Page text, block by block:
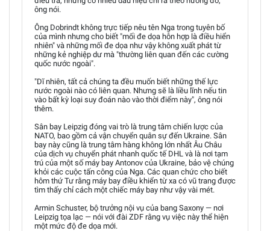
ông nói.
Ông Dobrindt không trực tiếp nêu tên Nga trong tuyên bố
của mình nhưng cho biết "mối đe dọa hỗn hợp là điều hiển
nhiên" và những mối đe dọa như vậy không xuất phát từ
những kẻ nghiệp dư mà "thường liên quan đến các cường
quốc nước ngoài".
"Dĩ nhiên, tất cả chúng ta đều muốn biết những thế lực
nước ngoài nào có liên quan. Nhưng sẽ là liều lĩnh nếu tin
vào bất kỳ loại suy đoán nào vào thời điểm này", ông nói
thêm.
Sân bay Leipzig đóng vai trò là trung tâm chiến lược của
NATO, bao gồm cả vận chuyển quân sự đến Ukraine. Sân
bay này cũng là trung tâm hàng không lớn nhất Âu Châu
của dịch vụ chuyển phát nhanh quốc tế DHL và là nơi tạm
trú của một số máy bay Antonov của Ukraine, bảo vệ chúng
khỏi các cuộc tấn công của Nga. Các quan chức cho biết
hôm thứ Tư rằng máy bay điều khiển từ xa có vũ trang được
tìm thấy chỉ cách một chiếc máy bay như vậy vài mét.
Armin Schuster, bộ trưởng nội vụ của bang Saxony — nơi
Leipzig tọa lạc — nói với đài ZDF rằng vụ việc này thể hiện
một mức độ đe dọa mới.